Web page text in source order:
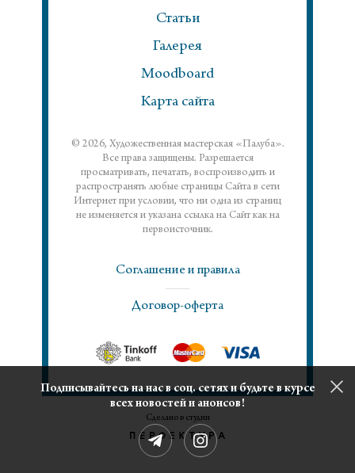
Подписывайтесь на нас в соц. сетях и будьте в курсе
всех новостей и анонсов!
Статьи
Галерея
Moodboard
Карта сайта
© 2026, Художественная мастерская «Палуба».
Все права защищены. Разрешается
просматривать, печатать, воспроизводить и
распространять любые страницы Сайта в сети
Интернет при условии, что ни одна из страниц
не изменяется и указана ссылка на Сайт как на
первоисточник.
Соглашение и правила
Договор-оферта
Сделано в студии